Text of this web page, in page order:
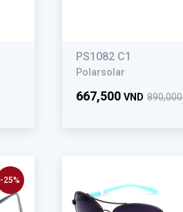
PS1082 C1
Polarsolar
667,500 VND
-25%